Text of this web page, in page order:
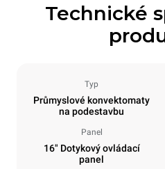
Technické
Typ
Průmyslové konvektomaty
na podestavbu
Panel
16" Dotykový ovládací
panel